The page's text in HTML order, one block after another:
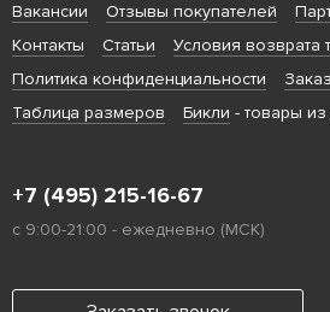
Вакансии
Отзывы покупателей
Контакты
Статьи
Условия возврата
Политика конфиденциальности
Таблица размеров
Бикли - товары
+7 (495) 215-16-67
с 9:00-21:00 - ежедневно (МСК)